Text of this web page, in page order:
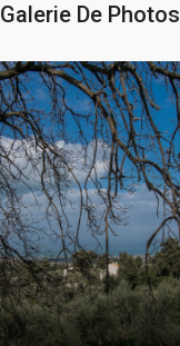
Galerie De Photos